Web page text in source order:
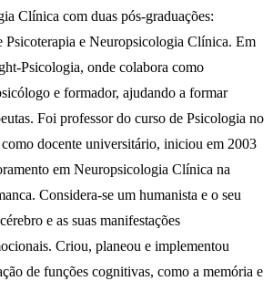
Clínica com duas pós-graduações:
Psicoterapia e Neuropsicologia Clínica. Em
Psicologia, onde colabora como
e formador, ajudando a formar
Foi professor do curso de Psicologia no
docente universitário, iniciou em 2003
em Neuropsicologia Clínica na
Considera-se um humanista e o seu
e as suas manifestações
Criou, planeou e implementou
de funções cognitivas, como a memória e